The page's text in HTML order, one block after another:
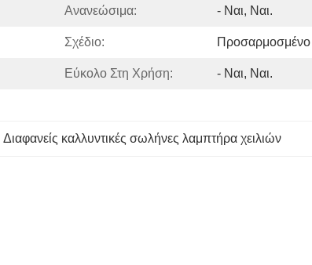
Ανανεώσιμα: - Ναι, Ναι.
Σχέδιο: Προσαρμοσμένο
Εύκολο Στη Χρήση: - Ναι, Ναι.
Διαφανείς καλλυντικές σωλήνες λαμπτήρα χειλιών